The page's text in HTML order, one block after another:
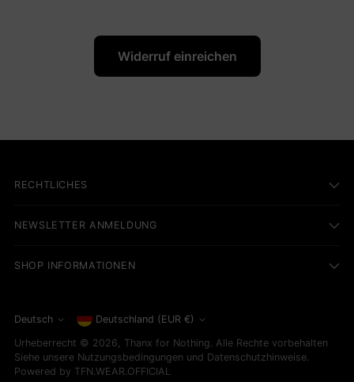
Widerruf einreichen
RECHTLICHES
NEWSLETTER ANMELDUNG
SHOP INFORMATIONEN
Sprache
Deutsch Währung Deutschland (EUR €)
Urheberrecht © 2026, Thanx for Nothing. Alle Rechte vorbehalten
Siehe unsere Nutzungsbedingungen und Datenschutzhinweise.
Powered by TFN.WEAR.OFFICIAL